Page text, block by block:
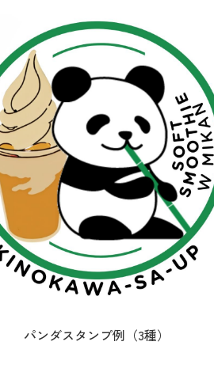
パンダスタンプ例（3種）